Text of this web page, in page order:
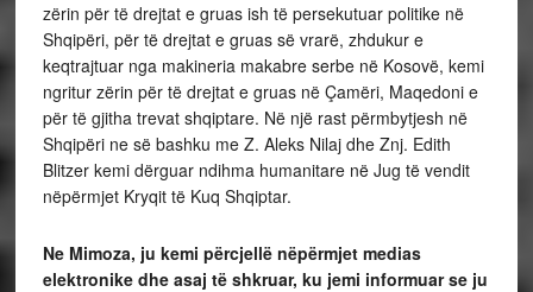
zërin për të drejtat e gruas ish të persekutuar politike në
Shqipëri, për të drejtat e gruas së vrarë, zhdukur e
keqtrajtuar nga makineria makabre serbe në Kosovë, kemi
ngritur zërin për të drejtat e gruas në Çamëri, Maqedoni e
për të gjitha trevat shqiptare. Në një rast përmbytjesh në
Shqipëri ne së bashku me Z. Aleks Nilaj dhe Znj. Edith
Blitzer kemi dërguar ndihma humanitare në Jug të vendit
nëpërmjet Kryqit të Kuq Shqiptar.
Ne Mimoza, ju kemi përcjellë nëpërmjet medias
elektronike dhe asaj të shkruar, ku jemi informuar se ju